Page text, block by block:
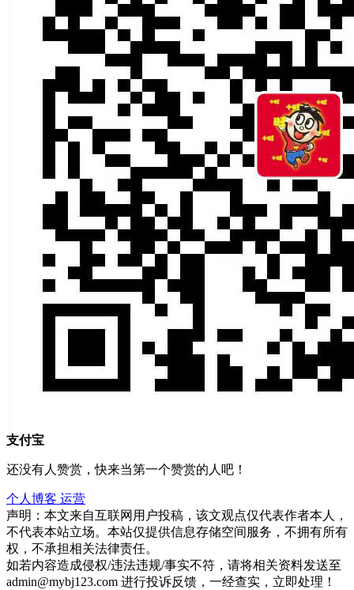
支付宝
还没有人赞赏，快来当第一个赞赏的人吧！
个人博客 运营
声明：本文来自互联网用户投稿，该文观点仅代表作者本人，
不代表本站立场。本站仅提供信息存储空间服务，不拥有所有
权，不承担相关法律责任。
如若内容造成侵权/违法违规/事实不符，请将相关资料发送至
admin@mybj123.com 进行投诉反馈，一经查实，立即处理！